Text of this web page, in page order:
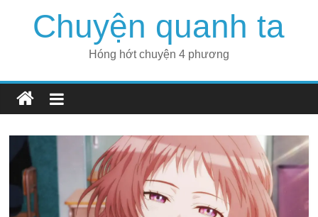
Chuyện quanh ta
Hóng hớt chuyện 4 phương